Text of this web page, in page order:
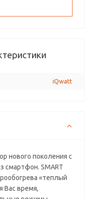
iQwatt
нового поколения с
смартфон. SMART
«теплый
Вас время,